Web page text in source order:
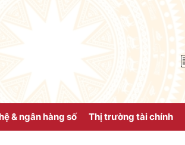
& ngân hàng số Thị trường tài chính